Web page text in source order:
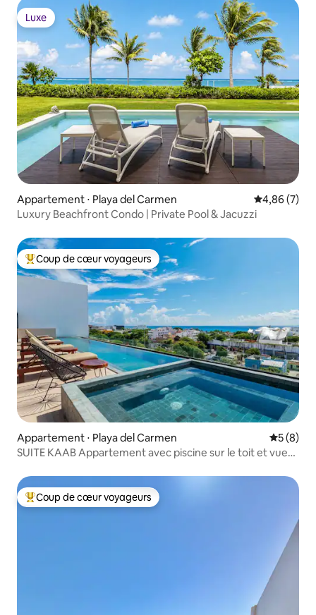
Luxe
Luxe
Appartement ⋅ Playa del Carmen Évaluation
4,86 (7)
Luxury Beachfront Condo | Private Pool & Jacuzzi
Coups de cœur voyageurs les plus appréciés
Coup de cœur voyageurs
Appartement ⋅ Playa del Carmen
5 (8)
SUITE KAAB Appartement avec piscine sur le toit et vue
Coups de cœur voyageurs les plus appréciés
Coup de cœur voyageurs